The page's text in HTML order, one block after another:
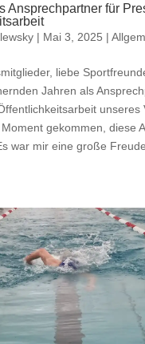
Ansprechpartner für
| Mai 3, 2025 |
liebe
Jahren als
unseres
gekommen, diese
war mir eine große